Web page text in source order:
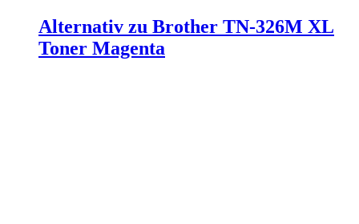
Alternativ zu Brother TN-326M XL
Toner Magenta